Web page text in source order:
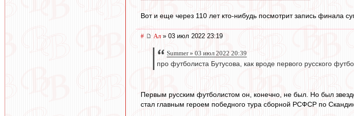
Вот и еще через 110 лет кто-нибудь посмотрит запись финала
# Ал » 03 июл 2022 23:19
Summer » 03 июл 2022 20:39
про футболиста Бутусова, как вроде первого русского
Первым русским футболистом он, конечно, не был. Но был
стал главным героем победного тура сборной РСФСР по